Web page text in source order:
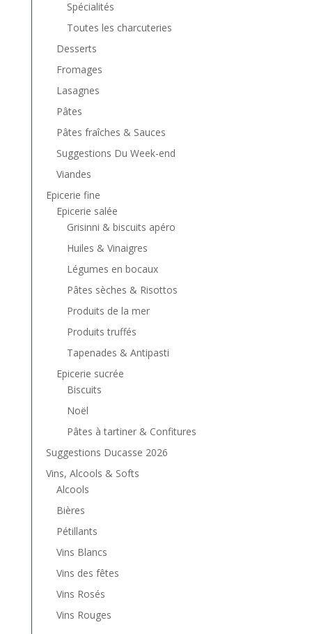
Spécialités
Toutes les charcuteries
Desserts
Fromages
Lasagnes
Pâtes
Pâtes fraîches & Sauces
Suggestions Du Week-end
Viandes
Epicerie fine
Epicerie salée
Grisinni & biscuits apéro
Huiles & Vinaigres
Légumes en bocaux
Pâtes sèches & Risottos
Produits de la mer
Produits truffés
Tapenades & Antipasti
Epicerie sucrée
Biscuits
Noël
Pâtes à tartiner & Confitures
Suggestions Ducasse 2026
Vins, Alcools & Softs
Alcools
Bières
Pétillants
Vins Blancs
Vins des fêtes
Vins Rosés
Vins Rouges